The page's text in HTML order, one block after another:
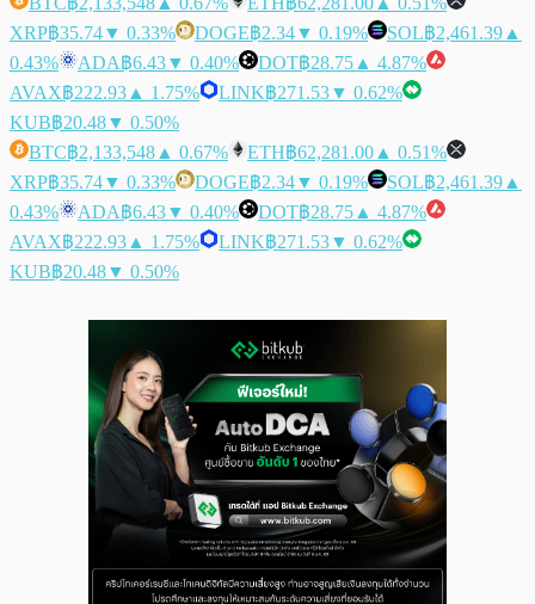
XRP฿35.74▼ 0.33% DOGE฿2.34▼ 0.19% SOL฿2,461.39 ▲
0.43%
ADA฿6.43▼ 0.40% DOT฿28.75 ▲ 4.87%
AVAX฿222.93 ▲ 1.75% LINK฿271.53▼ 0.62%
KUB฿20.48▼ 0.50%
BTC฿2,133,548 ▲ 0.67% ETH฿62,281.00 ▲ 0.51%
XRP฿35.74▼ 0.33% DOGE฿2.34▼ 0.19% SOL฿2,461.39 ▲
0.43%
ADA฿6.43▼ 0.40% DOT฿28.75 ▲ 4.87%
AVAX฿222.93 ▲ 1.75% LINK฿271.53▼ 0.62%
KUB฿20.48▼ 0.50%